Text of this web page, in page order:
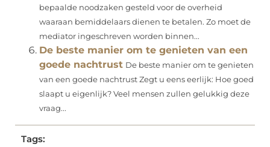
bepaalde noodzaken gesteld voor de overheid
waaraan bemiddelaars dienen te betalen. Zo moet de
mediator ingeschreven worden binnen...
De beste manier om te genieten van een
goede nachtrust De beste manier om te genieten
van een goede nachtrust Zegt u eens eerlijk: Hoe goed
slaapt u eigenlijk? Veel mensen zullen gelukkig deze
vraag...
Tags: